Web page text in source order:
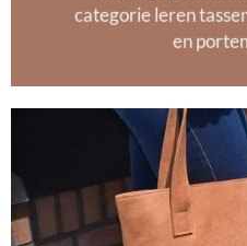
categorie leren
en